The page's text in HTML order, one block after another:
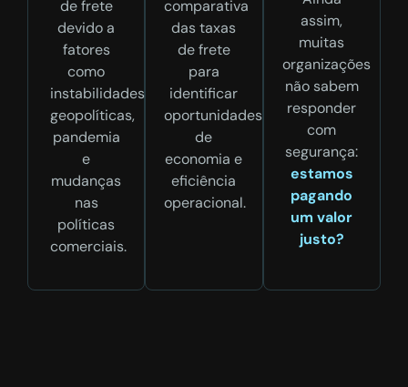
de frete
devido a
fatores
como
instabilidades
geopolíticas,
pandemia
e
mudanças
nas
políticas
comerciais.
comparativa
das taxas
de frete
para
identificar
oportunidades
de
economia e
eficiência
operacional.
assim,
muitas
organizações
não sabem
responder
com
segurança:
estamos
pagando
um valor
justo?